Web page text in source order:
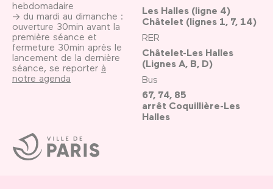
Ville
de
Paris
hebdomadaire
→ du mardi au dimanche :
ouverture 30min avant la
première séance et
fermeture 30min après le
lancement de la dernière
séance, se reporter à
notre agenda
Les Halles (ligne 4)
Châtelet (lignes 1, 7, 14)
RER
Châtelet-Les Halles
(Lignes A, B, D)
Bus
67, 74, 85
arrêt Coquillière-Les
Halles